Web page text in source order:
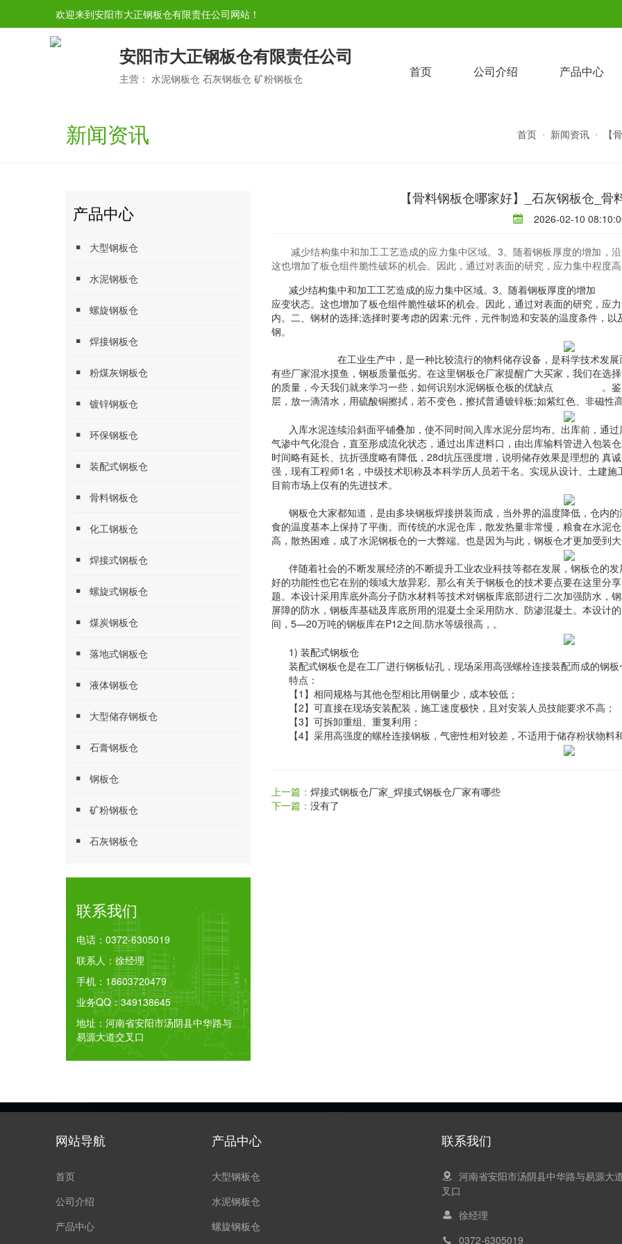
欢迎来到安阳市大正钢板仓有限责任公司网站！
安阳市大正钢板仓有限责任公司
主营： 水泥钢板仓 石灰钢板仓 矿粉钢板仓 首页 公司介绍 产品中心
新闻资讯 首页 新闻资讯 【
产品中心
大型钢板仓
水泥钢板仓
螺旋钢板仓
焊接钢板仓
粉煤灰钢板仓
镀锌钢板仓
环保钢板仓
装配式钢板仓
骨料钢板仓
化工钢板仓
焊接式钢板仓
螺旋式钢板仓
煤炭钢板仓
落地式钢板仓
液体钢板仓
大型储存钢板仓
石膏钢板仓
钢板仓
矿粉钢板仓
石灰钢板仓
联系我们
电话： 0372-6305019
联系人：徐经理
手机： 18603720479
业务QQ：349138645
地址： 河南省安阳市汤阴县中华路与
易源大道交叉口
【骨料钢板仓哪家好】_石灰钢板仓_骨
2026-02-10
减少结构集中和加工工艺造成的应力集中区域。3。随着钢板厚度的增加，
这也增加了板仓组件脆性破坏的机会。因此，通过对表面的研究，应力集中程度
减少结构集中和加工工艺造成的应力集中区域。3。随着钢板厚度的增加
应变状态。这也增加了板仓组件脆性破坏的机会。因此，通过对表面的研究，应
内。二、钢材的选择;选择时要考虑的因素:元件，元件制造和安装的温度条件，
钢。
在工业生产中，是一种比较流行的物料储存设备，是科学技术发
有些厂家混水摸鱼，钢板质量低劣。在这里钢板仓厂家提醒广大买家，我们在选
的质量，今天我们就来学习一些，如何识别水泥钢板仓板的优缺点
。
层，放一滴清水，用硫酸铜擦拭，若不变色，擦拭普通镀锌板;如紫红色、非磁性
入库水泥连续沿斜面平铺叠加，使不同时间入库水泥分层均布。出库前，通
气渗中气化混合，直至形成流化状态，通过出库进料口，由出库输料管进入包装
时间略有延长、抗折强度略有降低，28d抗压强度增，说明储存效果是理想的 真
强，现有工程师1名，中级技术职称及本科学历人员若干名。实现从设计、土建
目前市场上仅有的先进技术。
钢板仓大家都知道，是由多块钢板焊接拼装而成，当外界的温度降低，仓内
食的温度基本上保持了平衡。而传统的水泥仓库，散发热量非常慢，粮食在水泥
高，散热困难，成了水泥钢板仓的一大弊端。也是因为与此，钢板仓才更加受到大
伴随着社会的不断发展经济的不断提升工业农业科技等都在发展，钢板仓的
好的功能性也它在别的领域大放异彩。那么有关于钢板仓的技术要点要在这里
题。本设计采用库底外高分子防水材料等技术对钢板库底部进行二次加强防水，
屏障的防水，钢板库基础及库底所用的混凝土全采用防水、防渗混凝土。本设
间，5—20万吨的钢板库在P12之间.防水等级很高，。
1) 装配式钢板仓
装配式钢板仓是在工厂进行钢板钻孔，现场采用高强螺栓连接装配而成的钢板
特点：
【1】相同规格与其他仓型相比用钢量少，成本较低；
【2】可直接在现场安装配装，施工速度极快，且对安装人员技能要求不高；
【3】可拆卸重组、重复利用；
【4】采用高强度的螺栓连接钢板，气密性相对较差，不适用于储存粉状物料
上一篇： 焊接式钢板仓厂家_焊接式钢板仓厂家有哪些
下一篇： 没有了
网站导航
首页
公司介绍
产品中心
产品中心
大型钢板仓
水泥钢板仓
螺旋钢板仓
联系我们
河南省安阳市汤阴县中华路与易源大
叉口
徐经理
0372-6305019